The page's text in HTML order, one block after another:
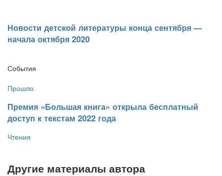
​Новости детской литературы конца сентября —
начала октября 2020
События
Прошло
​Премия «Большая книга» открыла бесплатный
доступ к текстам 2022 года
Чтения
Другие материалы автора